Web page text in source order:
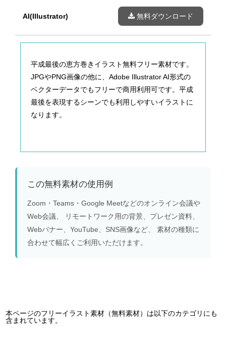
AI(Illustrator) 無料ダウンロード
平成最後の恵方巻きイラスト無料フリー素材です。
JPGやPNG画像の他に、Adobe Illustrator AI形式の
ベクターデータでもフリーで商用利用可です。平成
最後を表現するシーンでも利用しやすいイラストに
なります。
この無料素材の使用例
Zoom・Teams・Google Meetなどのオンライン会議や
Web会議、 リモートワーク用の背景、プレゼン資料、
Webバナー、YouTube、SNS画像など、 素材の種類に
合わせて幅広くご利用いただけます。
本ページのフリーイラスト素材（無料素材）は以下のカテゴリにも
含まれています。